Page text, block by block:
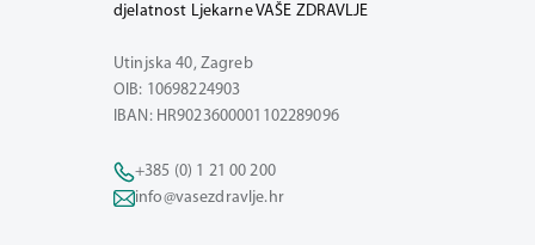
djelatnost Ljekarne VAŠE ZDRAVLJE
Utinjska 40, Zagreb
OIB: 10698224903
IBAN: HR9023600001102289096
+385 (0) 1 21 00 200
info@vasezdravlje.hr